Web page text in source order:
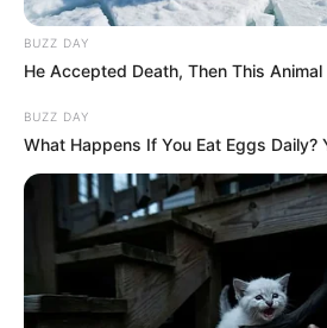
Szily Nóra azonban a
egyfajta válaszként:“Elég volt!
méltóságteljes csend, mint a
Legyen békességünk”– mely
feltehetően minden olyan
téma kapcsán esetleg úgy
BUZZ DAY
He Accepted Death, Then This
BUZZ DAY
What Happens If You Eat Eggs Daily?